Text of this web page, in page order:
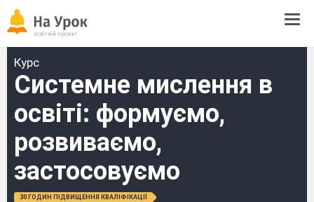
Курс
Системне мислення в
освіті: формуємо,
розвиваємо,
застосовуємо
30 ГОДИН ПІДВИЩЕННЯ КВАЛІФІКАЦІЇ